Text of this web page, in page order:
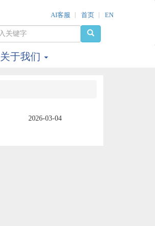
AI客服 首页 EN
关于我们
2026-03-04